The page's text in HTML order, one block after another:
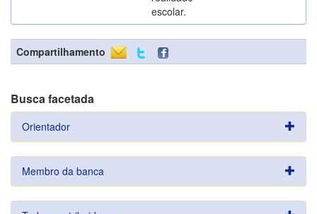
escolar.
Compartilhamento
Busca facetada
Orientador
Membro da banca